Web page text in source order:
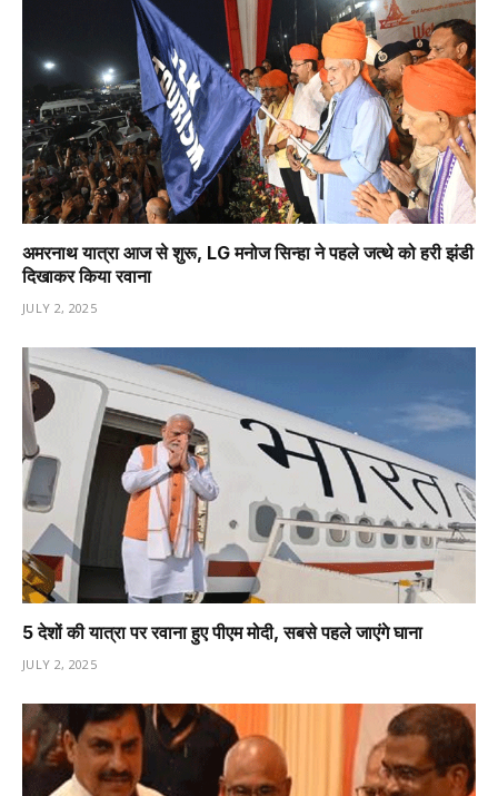
अमरनाथ यात्रा आज से शुरू, LG मनोज सिन्हा ने पहले जत्थे को हरी झंडी
दिखाकर किया रवाना
JULY 2, 2025
5 देशों की यात्रा पर रवाना हुए पीएम मोदी, सबसे पहले जाएंगे घाना
JULY 2, 2025